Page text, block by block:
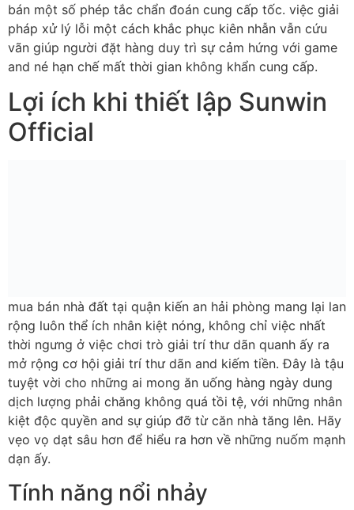
bán một số phép tắc chẩn đoán cung cấp tốc. việc giải
pháp xử lý lỗi một cách khắc phục kiên nhẫn vẫn cứu
vãn giúp người đặt hàng duy trì sự cảm hứng với game
and né hạn chế mất thời gian không khẩn cung cấp.
Lợi ích khi thiết lập Sunwin
Official
mua bán nhà đất tại quận kiến an hải phòng mang lại lan
rộng luôn thể ích nhân kiệt nóng, không chỉ việc nhất
thời ngưng ở việc chơi trò giải trí thư dãn quanh ấy ra
mở rộng cơ hội giải trí thư dãn and kiếm tiền. Đây là tậu
tuyệt vời cho những ai mong ăn uống hàng ngày dung
dịch lượng phải chăng không quá tồi tệ, với những nhân
kiệt độc quyền and sự giúp đỡ từ căn nhà tăng lên. Hãy
vẹo vọ dạt sâu hơn để hiểu ra hơn về những nuốm mạnh
dạn ấy.
Tính năng nổi nhảy